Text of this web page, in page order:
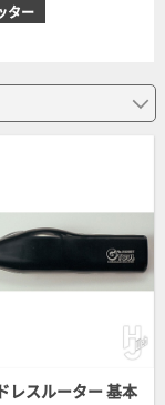
ター
レスルーター 基本